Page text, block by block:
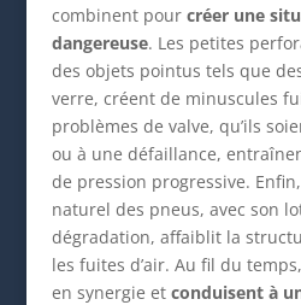
combinent pour créer une
dangereuse. Les petites
des objets pointus tels que
verre, créent de minuscules
problèmes de valve, qu’ils
ou à une défaillance,
de pression progressive.
naturel des pneus, avec son
dégradation, affaiblit la
les fuites d’air. Au fil du
en synergie et conduisent à